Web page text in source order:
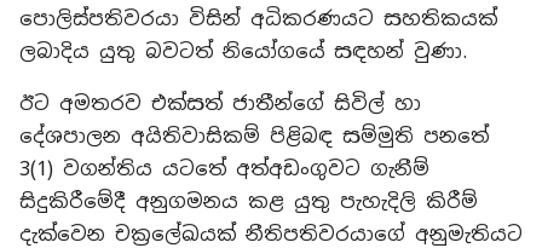
පොලිස්පතිවරයා විසින් අධිකරණයට සහතිකයක්
ලබාදිය යුතු බවටත් නියෝගයේ සඳහන් වුණා.
ඊට අමතරව එක්සත් ජාතීන්ගේ සිවිල් හා
දේශපාලන අයිතිවාසිකම් පිළිබඳ සම්මුති පනතේ
3(1) වගන්තිය යටතේ අත්අඩංගුවට ගැනීම්
සිදුකිරීමේදී අනුගමනය කළ යුතු පැහැදිලි කිරීම්
දැක්වෙන චක්‍රලේඛයක් නීතිපතිවරයාගේ අනුමැතියට